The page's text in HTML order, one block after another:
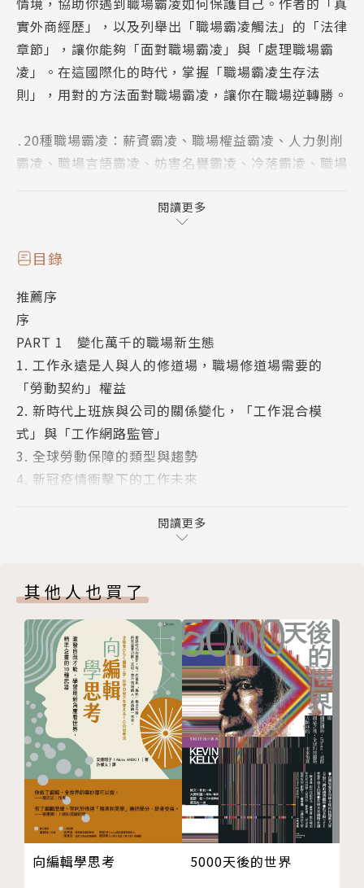
實外商經歷」，以及列舉出「職場霸凌觸法」的「法律
章節」，讓你能夠「面對職場霸凌」與「處理職場霸
凌」。在這國際化的時代，掌握「職場霸凌生存法
則」，用對的方法面對職場霸凌，讓你在職場逆轉勝。
․20種職場霸凌：薪資霸凌、職場權益霸凌、人力剝削
霸凌、職場言語霸凌、妨害名譽霸凌、冷落霸凌、職場
場共同過失霸凌、職場網路霸凌、職場栽贓霸凌、職場
歧視孕婦霸凌、職場歧視殘障者霸凌、文化霸凌、種族
霸凌、職場年齡歧視霸凌、職場肢體霸凌、主管偏心霸
在職場的工作環境中，教你維護職場權益，化解工作場
合的欺壓侵犯，為自己爭取更多的權益！
工作永遠是人與人的修道場，職場修道場你需要知道─
─
․「勞動契約」的權益：「薪資保障」、「加班費」、
「出差費」、「特別休假」規定，還有公司福利當中的
「健康保險」、「職災保護」。除此之外，「政府勞
․職場男女關係，是忌諱，還是祝福？是「性騷擾」，
還是真愛？在職場需注意的「情感霸凌」。
․在職場不要人云亦云，職業歧視的「言語貶低」，屬
於「言語職場霸凌」，同事的看法一定要過濾。
․在職場不要加入公司小道消息造成「妨害名譽霸
凌」，小心不要讓霸凌同事的汙名掛在你身上，因為危
險就在你身邊。
․職場霸凌中的「冷落霸凌」常常發生在你的友善回
答，千萬不要傻傻的有問必答。
閱讀更多
目錄
推薦序
序
PART 1 變化萬千的職場新生態
1. 工作永遠是人與人的修道場，職場修道場需要的
「勞動契約」權益
2. 新時代上班族與公司的關係變化，「工作混合模
式」與「工作網路監管」
3. 全球勞動保障的類型與趨勢
4. 新冠疫情衝擊下的工作未來
PART 2 職場霸凌「人際篇」
擾」，還是真愛？在職場需要注意的「情感霸凌」
7. 在職場不要人云亦云，職業歧視的「言語貶低」，
屬於「言語職場霸凌」
8. 在職場不要加入公司小道消息造成「妨害名譽霸
凌」，因為危險就在你身邊
9. 職場霸凌中的「冷落霸凌」常常發生在你的友善回
答，在此讓你知道如何避免
10. 遇到職場霸凌，呈報高層有必要，但是注意避免成
為「職場雙重霸凌」的受害者
PART 3 職場霸凌「薪資與福利篇」
11. 不可恃才傲物，急著加薪就是等著無薪的開端，在
此讓你知道勞資雙方的「薪資霸凌」
12. 不要落入「職場權益霸凌」而不自知，「公司福
閱讀更多
其他人也買了
向編輯學思考 5000天後的世界